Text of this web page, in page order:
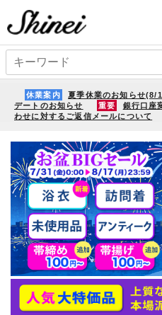
休業案内 夏季休業のお知らせ(8/
デートのお知らせ
重要 銀行口座
わせに対するご返信メールについて